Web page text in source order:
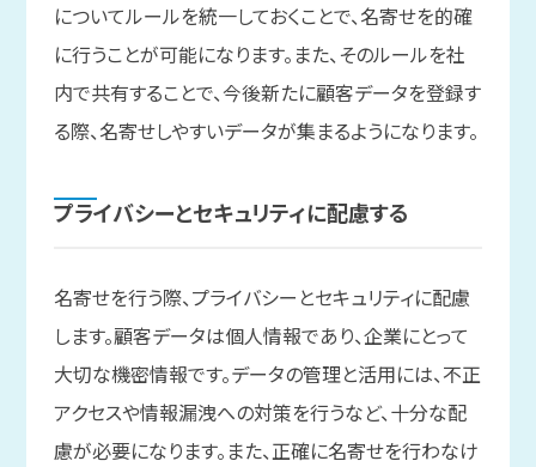
についてルールを統一しておくことで、名寄せを的確
に行うことが可能になります。また、そのルールを社
内で共有することで、今後新たに顧客データを登録す
る際、名寄せしやすいデータが集まるようになります。
プライバシーとセキュリティに配慮する
名寄せを行う際、プライバシーとセキュリティに配慮
します。顧客データは個人情報であり、企業にとって
大切な機密情報です。データの管理と活用には、不正
アクセスや情報漏洩への対策を行うなど、十分な配
慮が必要になります。また、正確に名寄せを行わなけ